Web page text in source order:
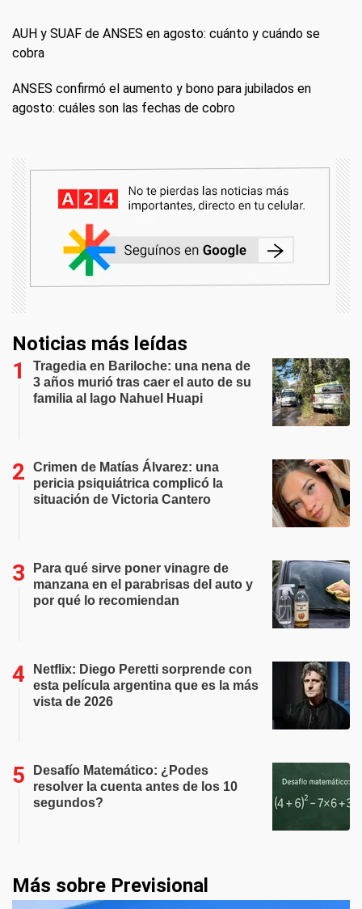
AUH y SUAF de ANSES en agosto: cuánto y cuándo se
cobra
ANSES confirmó el aumento y bono para jubilados en
agosto: cuáles son las fechas de cobro
Noticias más leídas
Tragedia en Bariloche: una nena de
3 años murió tras caer el auto de su
familia al lago Nahuel Huapi
Crimen de Matías Álvarez: una
pericia psiquiátrica complicó la
situación de Victoria Cantero
Para qué sirve poner vinagre de
manzana en el parabrisas del auto y
por qué lo recomiendan
Netflix: Diego Peretti sorprende con
esta película argentina que es la más
vista de 2026
Desafío Matemático: ¿Podes
resolver la cuenta antes de los 10
segundos?
Más sobre Previsional